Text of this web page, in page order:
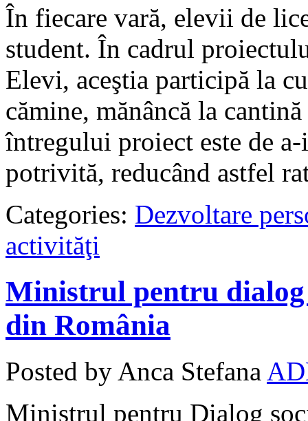
În fiecare vară, elevii de
student. În cadrul
Elevi, aceştia participă la
cămine, mănâncă la
întregului proiect este de
potrivită, reducând astfel
Categories: Dezvoltare
activităţi
Ministrul pentru
din România
Posted by Anca Stefana
Ministrul pentru Dialog